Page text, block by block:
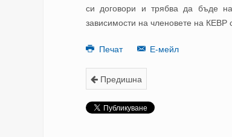
си договори и трябва да бъде
зависимости на членовете на КЕВР
Печат Е-мейл
Предишна